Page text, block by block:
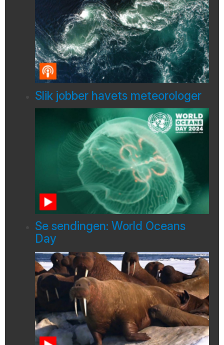
Slik jobber havets meteorologer
Se sendingen: World Oceans
Day